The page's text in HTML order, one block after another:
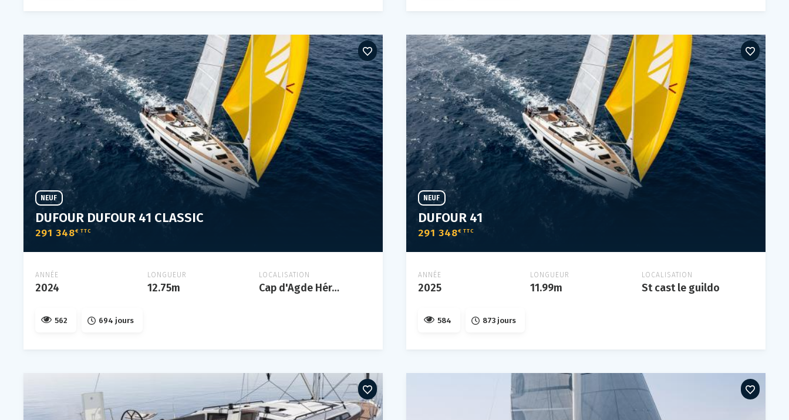
DUFOUR DUFOUR 41 CLASSIC
291 348€ TTC
NEUF
ANNÉE
2024
LONGUEUR
12.75m
LOCALISATION
Cap d'Agde Hérault
562 694 jours
DUFOUR 41
291 348€ TTC
NEUF
ANNÉE
2025
LONGUEUR
11.99m
LOCALISATION
St cast le guildo
584 873 jours